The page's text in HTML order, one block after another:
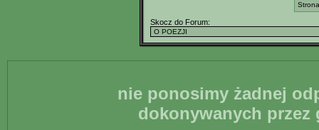
Skocz do Forum:
nie ponosimy żadnej
dokonywanych